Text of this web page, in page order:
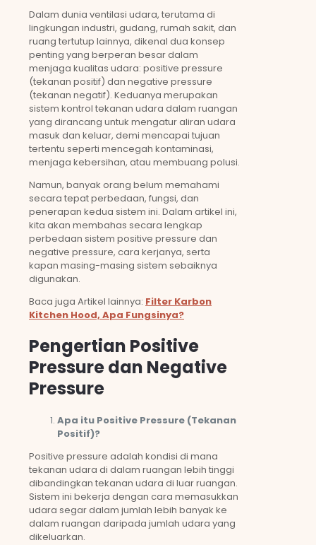
Dalam dunia ventilasi udara, terutama di
lingkungan industri, gudang, rumah sakit, dan
ruang tertutup lainnya, dikenal dua konsep
penting yang berperan besar dalam
menjaga kualitas udara: positive pressure
(tekanan positif) dan negative pressure
(tekanan negatif). Keduanya merupakan
sistem kontrol tekanan udara dalam ruangan
yang dirancang untuk mengatur aliran udara
masuk dan keluar, demi mencapai tujuan
tertentu seperti mencegah kontaminasi,
menjaga kebersihan, atau membuang polusi.
Namun, banyak orang belum memahami
secara tepat perbedaan, fungsi, dan
penerapan kedua sistem ini. Dalam artikel ini,
kita akan membahas secara lengkap
perbedaan sistem positive pressure dan
negative pressure, cara kerjanya, serta
kapan masing-masing sistem sebaiknya
digunakan.
Baca juga Artikel lainnya: Filter Karbon
Kitchen Hood, Apa Fungsinya?
Pengertian Positive
Pressure dan Negative
Pressure
Apa itu Positive Pressure (Tekanan
Positif)?
Positive pressure adalah kondisi di mana
tekanan udara di dalam ruangan lebih tinggi
dibandingkan tekanan udara di luar ruangan.
Sistem ini bekerja dengan cara memasukkan
udara segar dalam jumlah lebih banyak ke
dalam ruangan daripada jumlah udara yang
dikeluarkan.